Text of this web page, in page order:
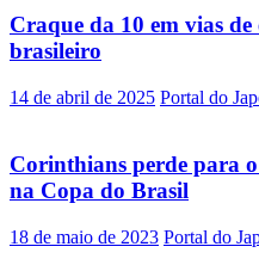
Craque da 10 em vias
brasileiro
14 de abril de 2025 Portal do
Corinthians perde para
na Copa do Brasil
18 de maio de 2023 Portal do